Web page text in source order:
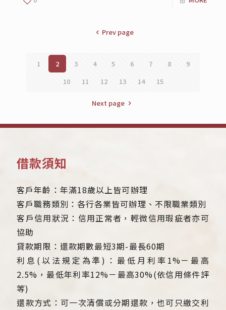
Prev page
1 2 3 4 5 6 7 8
9
10
11 12 13 14 15
Next page
借款須知
客戶年齡：年滿18歲以上皆可辦理
客戶職務類別：各行各業皆可辦理、不限職業類別
客戶信用狀況：信用正常者，輕微信用瑕疵者亦可
協助
貸款期限：還款期數最短3期-最長60期
利息(以法規定為準)：最低月利率1%－最高
2.5%，最低年利率12%－最高30%(依信用條件評
等)
還款方式：可一次清償或分期還款，也可只繳交利